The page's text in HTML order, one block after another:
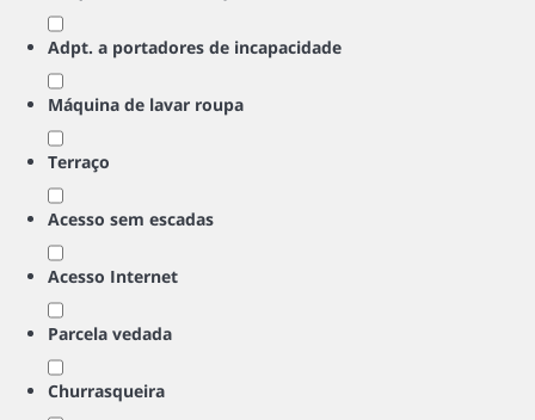
Adpt. a portadores de incapacidade
Máquina de lavar roupa
Terraço
Acesso sem escadas
Acesso Internet
Parcela vedada
Churrasqueira